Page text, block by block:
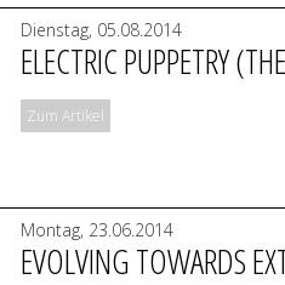
Dienstag, 05.08.2014
ELECTRIC PUPPETRY
Zum Artikel
Montag, 23.06.2014
EVOLVING TOWARDS